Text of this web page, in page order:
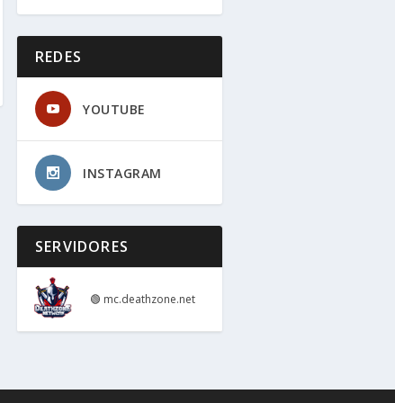
REDES
YOUTUBE
INSTAGRAM
SERVIDORES
🟢 mc.deathzone.net